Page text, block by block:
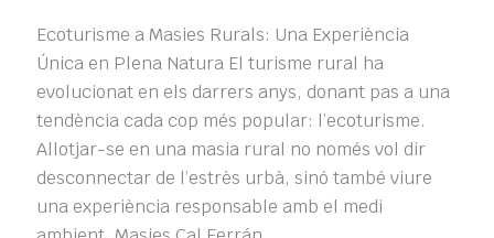
Ecoturisme a Masies Rurals: Una Experiència
Única en Plena Natura El turisme rural ha
evolucionat en els darrers anys, donant pas a una
tendència cada cop més popular: l’ecoturisme.
Allotjar-se en una masia rural no només vol dir
desconnectar de l’estrès urbà, sinó també viure
una experiència responsable amb el medi